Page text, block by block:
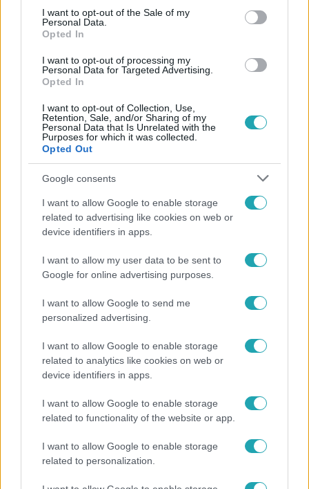
consent section.
I want to opt-out of the Sale of my
Personal Data.
Opted In
I want to opt-out of processing my
Personal Data for Targeted Advertising.
Opted In
I want to opt-out of Collection, Use,
Retention, Sale, and/or Sharing of my
Personal Data that Is Unrelated with the
Purposes for which it was collected.
Opted Out
Google consents
I want to allow Google to enable storage
related to advertising like cookies on web or
device identifiers in apps.
I want to allow my user data to be sent to
Google for online advertising purposes.
I want to allow Google to send me
personalized advertising.
I want to allow Google to enable storage
related to analytics like cookies on web or
device identifiers in apps.
I want to allow Google to enable storage
related to functionality of the website or app.
I want to allow Google to enable storage
related to personalization.
Népszerű
vállalnám!” – Détár Enikő megszólalt a politikai
megkeresésekkel kapcsolatban